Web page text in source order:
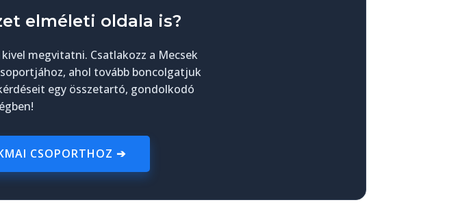
elméleti oldala is?
megvitatni. Csatlakozz a Mecsek
ahol tovább boncolgatjuk
egy összetartó, gondolkodó
CSOPORTHOZ ➔